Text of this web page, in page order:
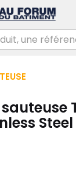
T
Steel